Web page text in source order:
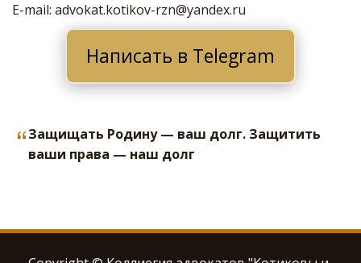
E-mail: advokat.kotikov-rzn@yandex.ru
Написать в Telegram
Защищать Родину — ваш долг. Защитить
ваши права — наш долг